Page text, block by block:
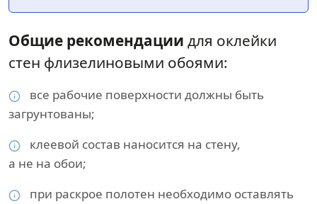
Общие рекомендации для оклейки
стен флизелиновыми обоями:
все рабочие поверхности должны быть
загрунтованы;
клеевой состав наносится на стену,
а не на обои;
при раскрое полотен необходимо оставлять